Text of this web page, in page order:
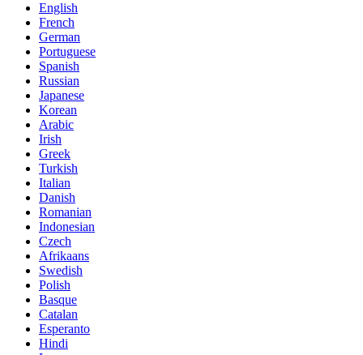
English
French
German
Portuguese
Spanish
Russian
Japanese
Korean
Arabic
Irish
Greek
Turkish
Italian
Danish
Romanian
Indonesian
Czech
Afrikaans
Swedish
Polish
Basque
Catalan
Esperanto
Hindi